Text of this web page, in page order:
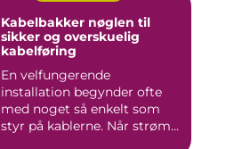
Kabelbakker nøglen til
sikker og overskuelig
kabelføring
En velfungerende
installation begynder ofte
med noget så enkelt som
styr på kablerne. Når strøm-,